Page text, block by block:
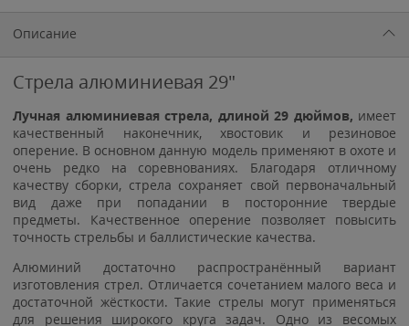
Описание
Стрела алюминиевая 29"
Лучная алюминиевая стрела, длиной 29 дюймов, имеет
качественный наконечник, хвостовик и резиновое
оперение. В основном данную модель применяют в охоте и
очень редко на соревнованиях. Благодаря отличному
качеству сборки, стрела сохраняет свой первоначальный
вид даже при попадании в посторонние твердые
предметы. Качественное оперение позволяет повысить
точность стрельбы и баллистические качества.
Алюминий достаточно распространённый вариант
изготовления стрел. Отличается сочетанием малого веса и
достаточной жёсткости. Такие стрелы могут применяться
для решения широкого круга задач. Одно из весомых